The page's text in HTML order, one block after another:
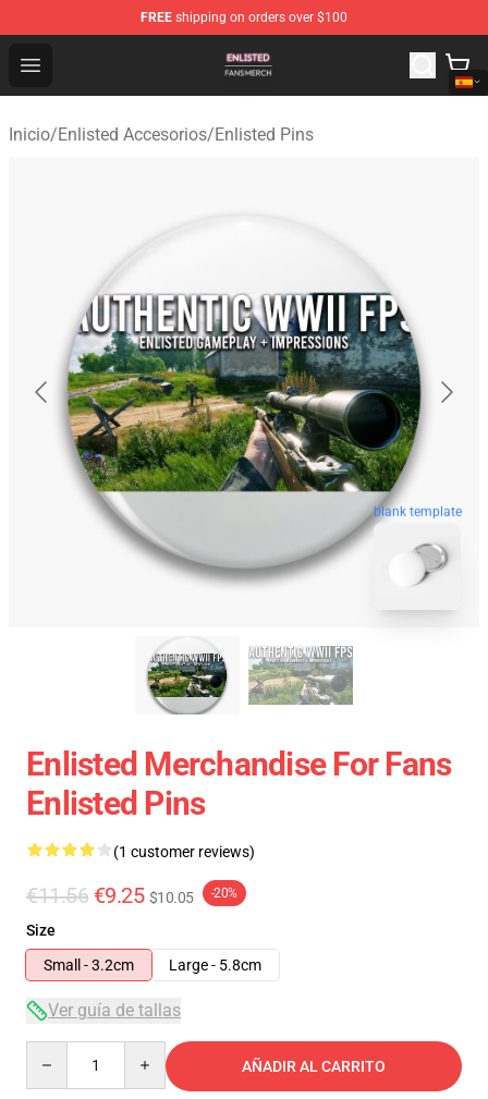
FREE shipping on orders over $100
Open menu
Enlisted Shop - Official Enlisted Merchandise Store
Inicio/Enlisted Accesorios/Enlisted Pins
blank template
Enlisted Merchandise For Fans
Enlisted Pins
(1 customer reviews)
€11.56 €9.25 $10.05 -20%
Size
Small - 3.2cm
Large - 5.8cm
Ver guía de tallas
AÑADIR AL CARRITO